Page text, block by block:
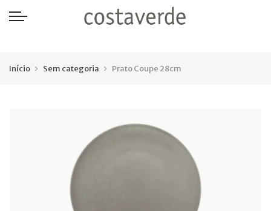
Início Sem categoria Prato Coupe 28cm